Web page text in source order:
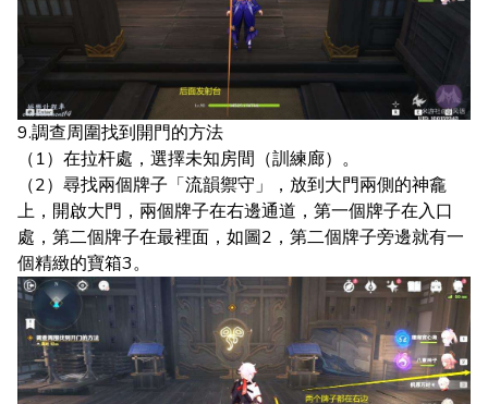
9.調查周圍找到開門的方法
（1）在拉杆處，選擇未知房間（訓練廊）。
（2）尋找兩個牌子「流韻禦守」，放到大門兩側的神龕
上，開啟大門，兩個牌子在右邊通道，第一個牌子在入口
處，第二個牌子在最裡面，如圖2，第二個牌子旁邊就有一
個精緻的寶箱3。